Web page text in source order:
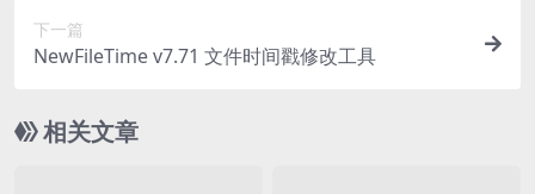
下一篇
NewFileTime v7.71 文件时间戳修改工具
相关文章